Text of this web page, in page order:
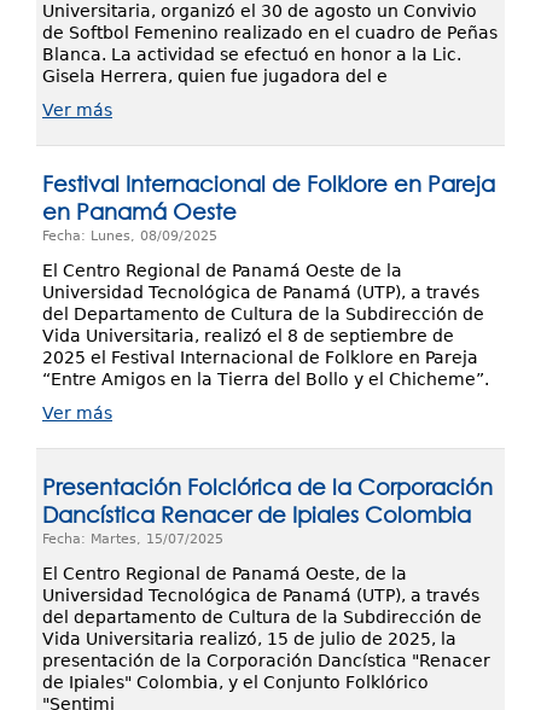
Universitaria, organizó el 30 de agosto un Convivio
de Softbol Femenino realizado en el cuadro de Peñas
Blanca. La actividad se efectuó en honor a la Lic.
Gisela Herrera, quien fue jugadora del e
Ver más
Festival Internacional de Folklore en Pareja
en Panamá Oeste
Fecha: Lunes, 08/09/2025
El Centro Regional de Panamá Oeste de la
Universidad Tecnológica de Panamá (UTP), a través
del Departamento de Cultura de la Subdirección de
Vida Universitaria, realizó el 8 de septiembre de
2025 el Festival Internacional de Folklore en Pareja
“Entre Amigos en la Tierra del Bollo y el Chicheme”.
Ver más
Presentación Folclórica de la Corporación
Dancística Renacer de Ipiales Colombia
Fecha: Martes, 15/07/2025
El Centro Regional de Panamá Oeste, de la
Universidad Tecnológica de Panamá (UTP), a través
del departamento de Cultura de la Subdirección de
Vida Universitaria realizó, 15 de julio de 2025, la
presentación de la Corporación Dancística "Renacer
de Ipiales" Colombia, y el Conjunto Folklórico
"Sentimi